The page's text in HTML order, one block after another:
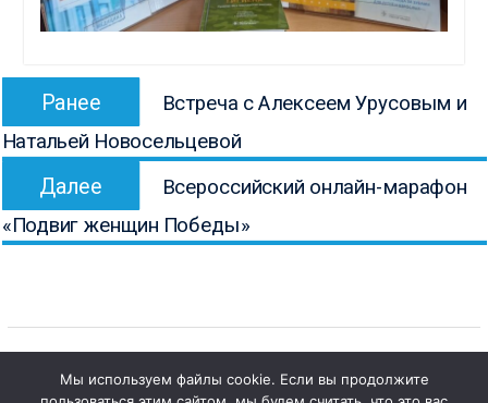
Навигация
записям
Ранее
запись:
Встреча с Алексеем Урусовым и
Натальей Новосельцевой
Далее
запись:
Всероссийский онлайн-марафон
«Подвиг женщин Победы»
Мы используем файлы cookie. Если вы продолжите